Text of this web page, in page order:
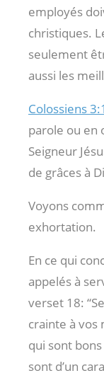
employés
christiques.
seulement
aussi les
Colossiens
parole ou en
Seigneur
de grâces à
Voyons
exhortation.
En ce qui
appelés à
verset 18:
crainte à vos
qui sont
sont d’un